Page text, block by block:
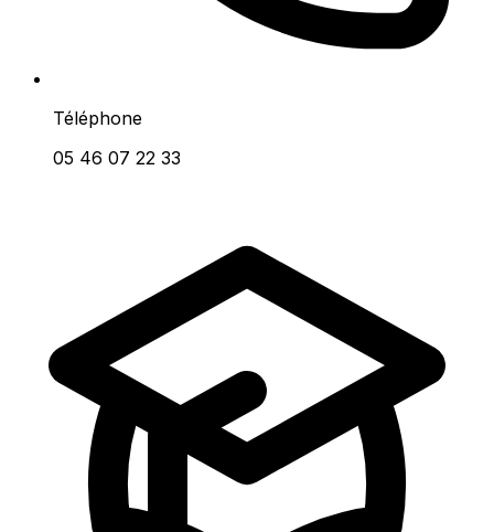
Téléphone
05 46 07 22 33